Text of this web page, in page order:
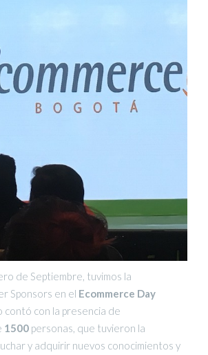
de Septiembre, tuvimos la
Sponsors en el Ecommerce Day
contó con la presencia de
1500 personas, que tuvieron la
y adquirir nuevos conocimientos y